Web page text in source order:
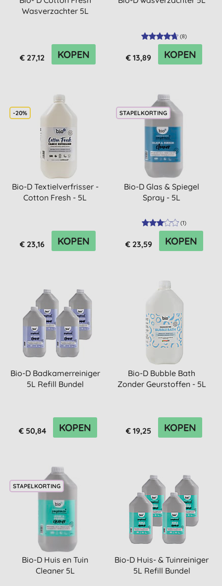
Wasverzachter 5L
€ 27,12 KOPEN
(8)
€ 13,89 KOPEN
-20%
Bio-D Textielverfrisser -
Cotton Fresh - 5L
€ 23,16 KOPEN
STAPELKORTING
Bio-D Glas & Spiegel
Spray - 5L
(1)
€ 23,59 KOPEN
Bio-D Badkamerreiniger
5L Refill Bundel
€ 50,84 KOPEN
Bio-D Bubble Bath
Zonder Geurstoffen - 5L
€ 19,25 KOPEN
STAPELKORTING
Bio-D Huis en Tuin
Cleaner 5L
Bio-D Huis- & Tuinreiniger
5L Refill Bundel